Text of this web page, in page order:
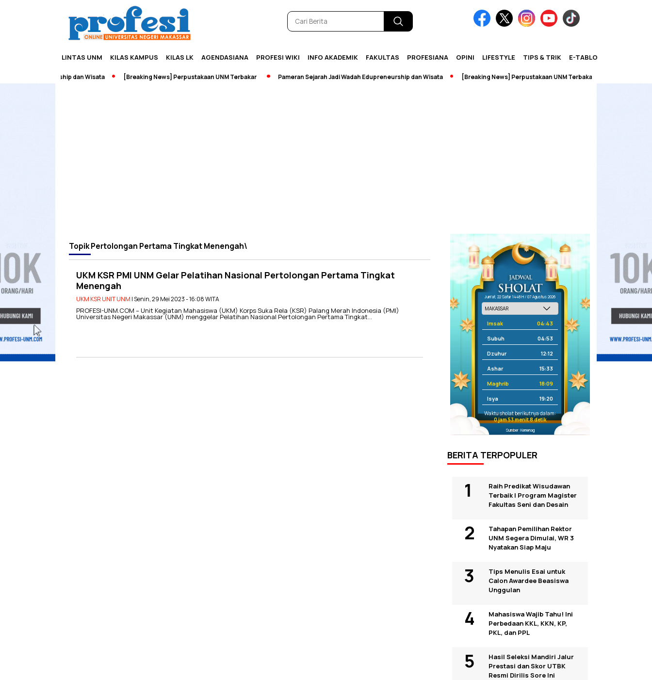
LINTAS UNM KILAS KAMPUS KILAS LK AGENDASIANA PROFESI WIKI INFO AKADEMIK FAKULTAS PROFESIANA OPINI LIFESTYLE TIPS & TRIK E-TABLOID
Edupreneurship dan Wisata [Breaking News] Perpustakaan UNM Terbakar Pameran Sejarah Jadi Wadah Edupreneurship dan Wisata [Breaking News] Perpustakaan UNM Terbakar
TopikPertolongan Pertama Tingkat Menengah\
UKM KSR PMI UNM Gelar Pelatihan Nasional Pertolongan Pertama Tingkat
Menengah
UKM KSR UNIT UNM | Senin, 29 Mei 2023 - 16:08 WITA
PROFESI-UNM.COM – Unit Kegiatan Mahasiswa (UKM) Korps Suka Rela (KSR) Palang Merah Indonesia (PMI)
Universitas Negeri Makassar (UNM) menggelar Pelatihan Nasional Pertolongan Pertama Tingkat…
Jum'at, 22 Safar 1448 H / 07 Agustus 2026
Imsak 04:43
Subuh 04:53
Dzuhur 12:12
Ashar 15:33
Maghrib 18:09
Isya 19:20
Waktu sholat berikutnya dalam:
0 jam 53 menit 8 detik
Sumber: Kemenag
BERITA TERPOPULER
Raih Predikat Wisudawan
Terbaik I Program Magister
Fakultas Seni dan Desain
Tahapan Pemilihan Rektor
UNM Segera Dimulai, WR 3
Nyatakan Siap Maju
Tips Menulis Esai untuk
Calon Awardee Beasiswa
Unggulan
Mahasiswa Wajib Tahu! Ini
Perbedaan KKL, KKN, KP,
PKL, dan PPL
Hasil Seleksi Mandiri Jalur
Prestasi dan Skor UTBK
Resmi Dirilis Sore Ini